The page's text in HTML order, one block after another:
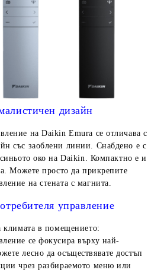
дизайн
на Daikin Emura се отличава с
със заоблени линии. Снабдено е с
око на Daikin. Компактно е и
Можете просто да прикрепите
на стената с магнита.
управление
климата в помещението:
се фокусира върху най-
лесно да осъществявате достъп
чрез разбираемото меню или